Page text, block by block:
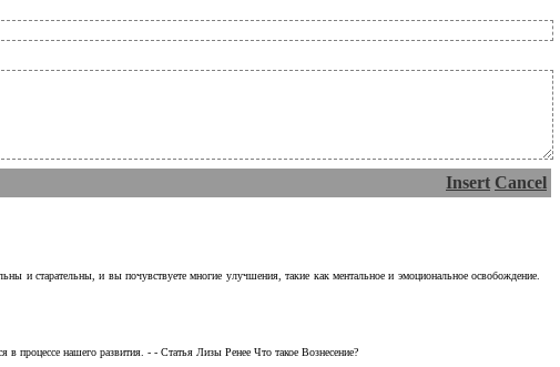
Insert Cancel
и старательны, и вы почувствуете многие улучшения, такие как ментальное и эмоциональное освобождение.
процессе нашего развития. - - Статья Лизы Ренее Что такое Вознесение?